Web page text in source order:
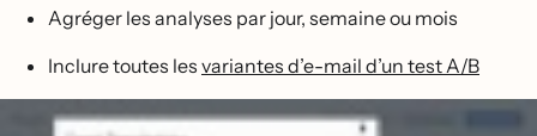
Agréger les analyses par jour, semaine ou mois
Inclure toutes les variantes d’e-mail d’un test A/B